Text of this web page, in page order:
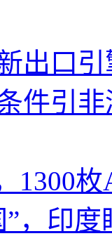
出口
件引
1300
，印